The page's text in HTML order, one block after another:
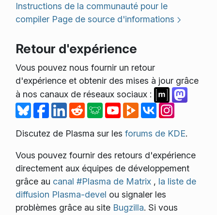
Instructions de la communauté pour le
compiler Page de source d'informations
Retour d'expérience
Vous pouvez nous fournir un retour
d'expérience et obtenir des mises à jour grâce
à nos canaux de réseaux sociaux :
Discutez de Plasma sur les forums de KDE.
Vous pouvez fournir des retours d'expérience
directement aux équipes de développement
grâce au canal #Plasma de Matrix , la liste de
diffusion Plasma-devel ou signaler les
problèmes grâce au site Bugzilla. Si vous